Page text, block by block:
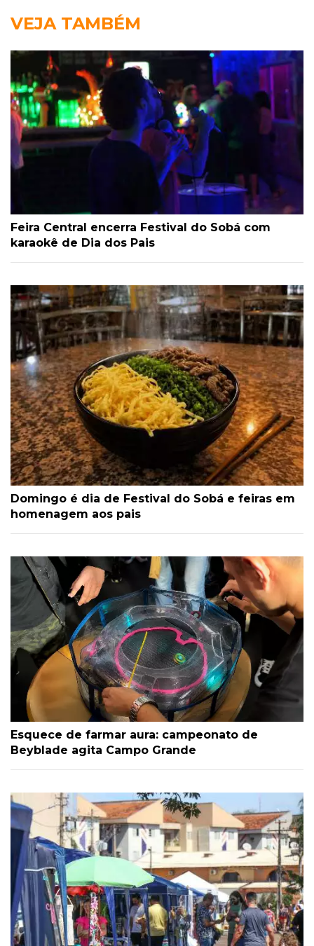
VEJA TAMBÉM
Feira Central encerra Festival do Sobá com
karaokê de Dia dos Pais
Domingo é dia de Festival do Sobá e feiras em
homenagem aos pais
Esquece de farmar aura: campeonato de
Beyblade agita Campo Grande